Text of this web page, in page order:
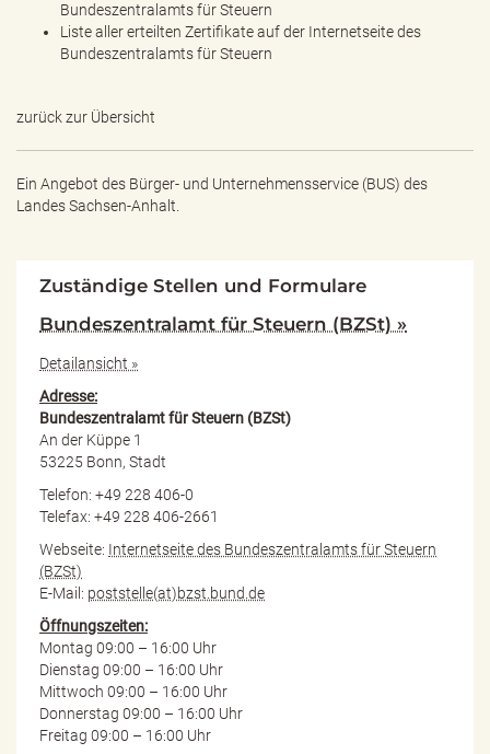
Bundeszentralamts für Steuern
Liste aller erteilten Zertifikate auf der Internetseite des
Bundeszentralamts für Steuern
zurück zur Übersicht
Ein Angebot des Bürger- und Unternehmensservice (BUS) des
Landes Sachsen-Anhalt.
Zuständige Stellen und Formulare
Bundeszentralamt für Steuern (BZSt) »
Detailansicht »
Adresse:
Bundeszentralamt für Steuern (BZSt)
An der Küppe 1
53225 Bonn, Stadt
Telefon: +49 228 406-0
Telefax: +49 228 406-2661
Webseite: Internetseite des Bundeszentralamts für Steuern
(BZSt)
E-Mail: poststelle(at)bzst.bund.de
Öffnungszeiten:
Montag 09:00 – 16:00 Uhr
Dienstag 09:00 – 16:00 Uhr
Mittwoch 09:00 – 16:00 Uhr
Donnerstag 09:00 – 16:00 Uhr
Freitag 09:00 – 16:00 Uhr